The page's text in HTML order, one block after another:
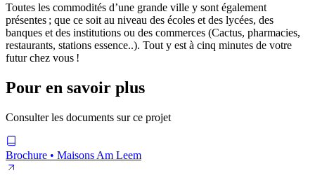
Toutes les commodités d’une grande ville y sont également
présentes ; que ce soit au niveau des écoles et des lycées, des
banques et des institutions ou des commerces (Cactus, pharmacies,
restaurants, stations essence..). Tout y est à cinq minutes de votre
futur chez vous !
Pour en savoir plus
Consulter les documents sur ce projet
Brochure • Maisons Am Leem